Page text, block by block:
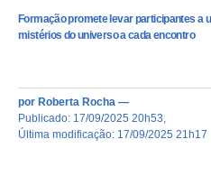
Formação promete levar participantes a
mistérios do universo a cada encontro
por Roberta Rocha —
publicado: 17/09/2025 20h53
última modificação: 17/09/2025 21h17